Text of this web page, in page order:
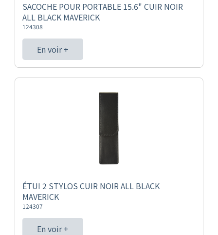
SACOCHE POUR PORTABLE 15.6" CUIR NOIR
ALL BLACK MAVERICK
124308
En voir +
ÉTUI 2 STYLOS CUIR NOIR ALL BLACK
MAVERICK
124307
En voir +